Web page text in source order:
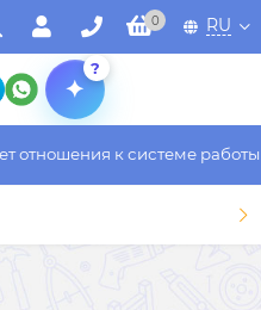
0 RU
?
к системе работы